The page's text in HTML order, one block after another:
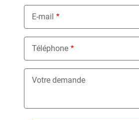
E-mail
Téléphone
Votre demande